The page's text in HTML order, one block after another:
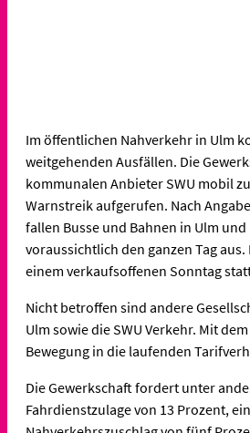
Im öffentlichen Nahverkehr in Ulm
weitgehenden Ausfällen. Die
kommunalen Anbieter SWU mobil
Warnstreik aufgerufen. Nach
fallen Busse und Bahnen in Ulm
voraussichtlich den ganzen Tag
einem verkaufsoffenen Sonntag
Nicht betroffen sind andere
Ulm sowie die SWU Verkehr. Mit
Bewegung in die laufenden
Die Gewerkschaft fordert unter
Fahrdienstzulage von 13 Prozent,